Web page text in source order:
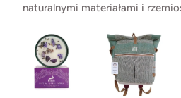
naturalnymi materiałami i